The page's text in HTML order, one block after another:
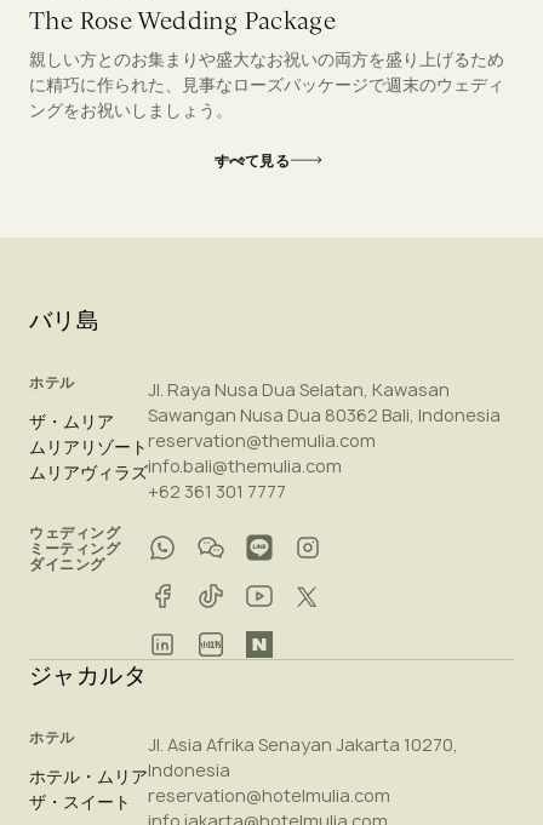
すべて見る
The Rose Wedding Package
親しい方とのお集まりや盛大なお祝いの両方を盛り上げるため
に精巧に作られた、見事なローズパッケージで週末のウェディ
ングをお祝いしましょう。
バリ島
ホテル
ザ・ムリア
ムリアリゾート
ムリアヴィラズ
ウェディング
ミーティング
ダイニング
Jl. Raya Nusa Dua Selatan, Kawasan
Sawangan Nusa Dua 80362 Bali, Indonesia
reservation@themulia.com
info.bali@themulia.com
+62 361 301 7777
ジャカルタ
ホテル
ホテル・ムリア
ザ・スイート
Jl. Asia Afrika Senayan Jakarta 10270,
Indonesia
reservation@hotelmulia.com